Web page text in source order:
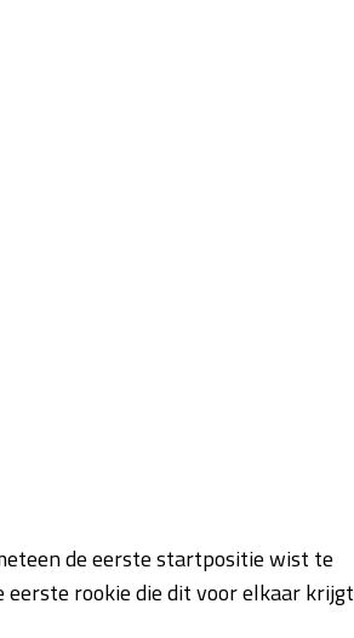
de eerste startpositie wist te
eerste rookie die dit voor elkaar krijgt